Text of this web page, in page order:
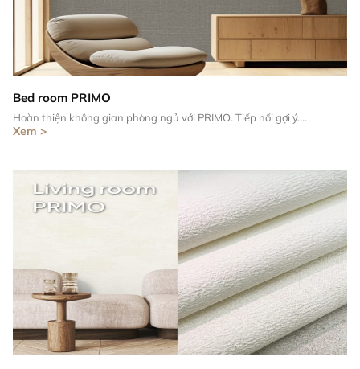
Bed room PRIMO
Hoàn thiện không gian phòng ngủ với PRIMO. Tiếp nối gợi ý....
Xem >